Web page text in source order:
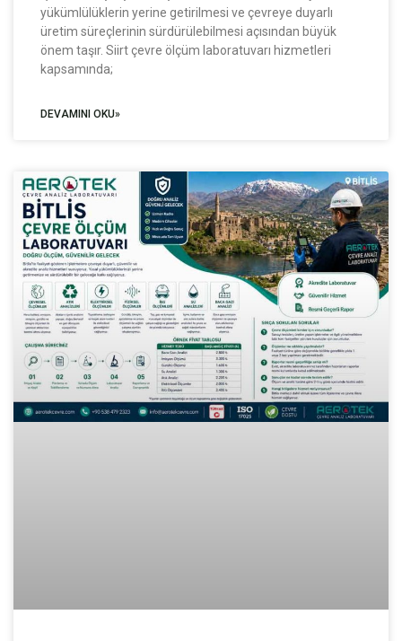
yükümlülüklerin yerine getirilmesi ve çevreye duyarlı
üretim süreçlerinin sürdürülebilmesi açısından büyük
önem taşır. Siirt çevre ölçüm laboratuvarı hizmetleri
kapsamında;
DEVAMINI OKU»